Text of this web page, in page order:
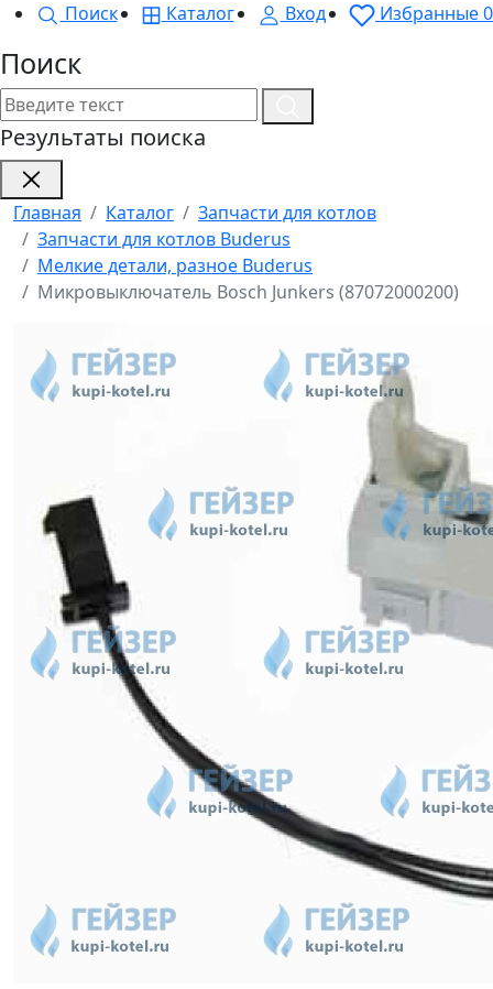
Поиск
Каталог Вход Избранные0
Поиск
Результаты поиска
Главная Каталог
Запчасти для котлов
Запчасти для котлов Buderus
Мелкие детали, разное Buderus
Микровыключатель Bosch Junkers (87072000200)